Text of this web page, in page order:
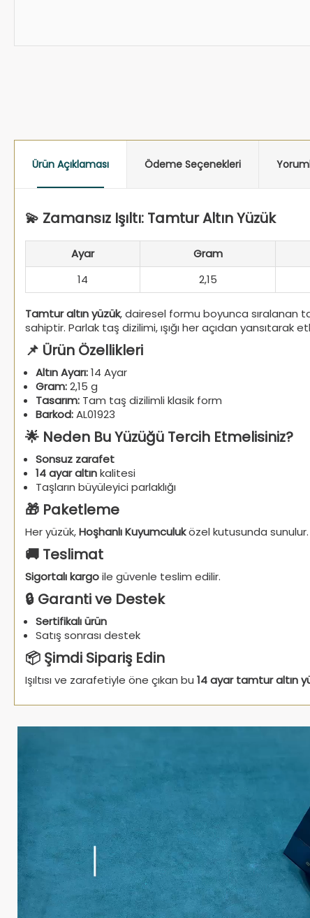
Ürün Açıklaması Ödeme Seçenekleri
💫 Zamansız Işıltı: Tamtur Altın Yüzük
Ayar Gram
14
2,15
Tamtur altın yüzük, dairesel formu boyunca sıralanan
sahiptir. Parlak taş dizilimi, ışığı her açıdan yansıtarak
📌 Ürün Özellikleri
Altın Ayarı:14 Ayar
Gram:2,15 g
Tasarım: Tam taş dizilimli klasik form
Barkod:AL01923
🌟 Neden Bu Yüzüğü Tercih Etmelisiniz?
Sonsuz zarafet
14 ayar altınkalitesi
Taşların büyüleyici parlaklığı
🎁 Paketleme
Her yüzük,Hoşhanlı Kuyumculuközel kutusunda sunulur.
🚚 Teslimat
Sigortalı kargoile güvenle teslim edilir.
🔒 Garanti ve Destek
Sertifikalı ürün
Satış sonrası destek
📦 Şimdi Sipariş Edin
Işıltısı ve zarafetiyle öne çıkan bu 14 ayar tamtur altın